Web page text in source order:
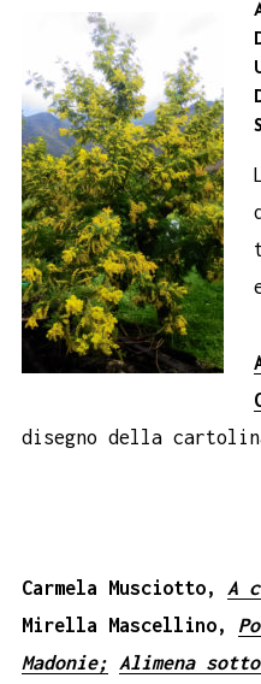
disegno della
Carmela Musciotto, A
Mirella Mascellino,
Madonie;
Alimena